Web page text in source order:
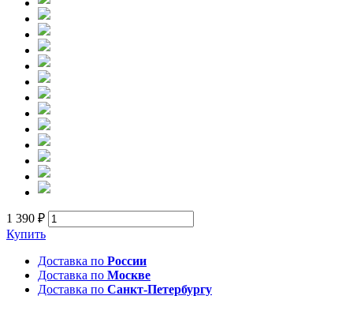
1 390 ₽
Купить
Доставка по России
Доставка по Москве
Доставка по Санкт-Петербургу